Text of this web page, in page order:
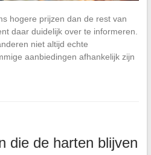
hogere prijzen dan de rest van
daar duidelijk over te informeren.
niet altijd echte
aanbiedingen afhankelijk zijn
die de harten blijven